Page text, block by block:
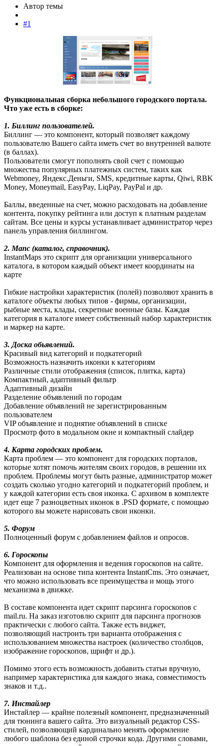
Автор темы
#1
Функциональная сборка небольшого городского портала.
Что уже есть в сборке:
1. Биллинг пользователей.
Биллинг — это компонент, который позволяет каждому
пользователю Вашего сайта иметь счет во внутренней валюте
(в баллах).
Пользователи смогут пополнять свой счет с помощью
множества популярных платежных систем, таких как
Webmoney, Яндекс.Деньги, SMS, кредитные карты, Qiwi, RBK
Money, Moneymail, EasyPay, LiqPay, PayPal и др.
Баллы, введенные на счет, можно расходовать на добавление
контента, покупку рейтинга или доступ к платным разделам
сайтам. Все цены и курсы устанавливает администратор через
панель управления биллингом.
2. Мапс (каталог, справочник).
InstantMaps это скрипт для организации универсального
каталога, в котором каждый объект имеет координаты на
карте
Гибкие настройки характеристик (полей) позволяют хранить в
каталоге объекты любых типов - фирмы, организации,
рыбные места, клады, секретные военные базы. Каждая
категория в каталоге имеет собственный набор характеристик
и маркер на карте.
3. Доска обьявлений.
Красивый вид категорий и подкатегорий
Возможность назначить иконки к категориям
Различные стили отображения (список, плитка, карта)
Компактный, адаптивный фильтр
Адаптивный дизайн
Разделение объявлений по городам
Добавление объявлений не зарегистрированным
пользователем
VIP объявление и поднятие объявлений в списке
Просмотр фото в модальном окне и компактный слайдер
4. Карта городских проблем.
Карта проблем — это компонент для городских порталов,
которые хотят помочь жителям своих городов, в решении их
проблем. Проблемы могут быть разные, администратор может
создать сколько угодно категорий и подкатегорий проблем, и
у каждой категории есть своя иконка. С архивом в комплекте
идет еще 7 разноцветных иконок в .PSD формате, с помощью
которого вы можете нарисовать свои иконки.
5. Форум
Полноценный форум с добавлением файлов и опросов.
6. Гороскопы
Компонент для оформления и ведения гороскопов на сайте.
Реализован на основе типа контента InstantCms. Это означает,
что можно использовать все преимущества и мощь этого
механизма в движке.
В составе компонента идет скрипт парсинга гороскопов с
mail.ru. На заказ изготовлю скрипт для парсинга прогнозов
практически с любого сайта. Также есть виджет,
позволяющий настроить три варианта отображения с
использованием множества настроек (количество столбцов,
изображение гороскопов, шрифт и др.).
Помимо этого есть возможность добавить статьи вручную,
например характеристика для каждого знака, совместимость
знаков и т.д..
7. Инстайлер
Инстайлер — крайне полезный компонент, предназначенный
для тюнинга вашего сайта. Это визуальный редактор CSS-
стилей, позволяющий кардинально менять оформление
любого шаблона без единой строчки кода. Другими словами,